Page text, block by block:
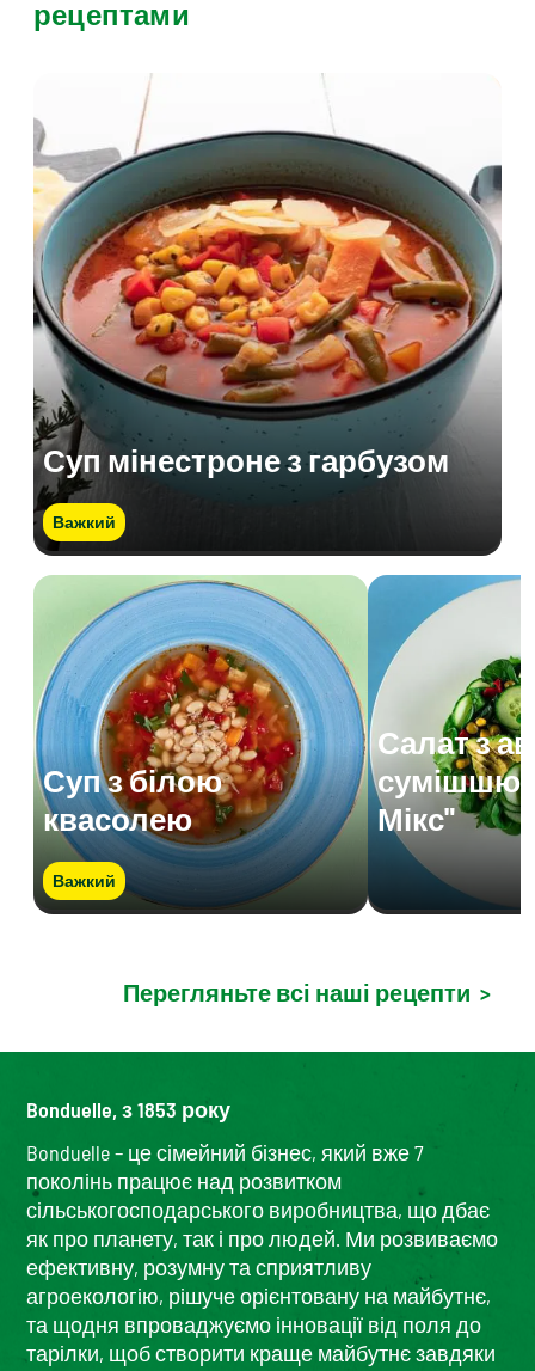
рецептами
Суп мінестроне з гарбузом
Важкий
Суп з білою
квасолею
Важкий
Салат з
сумішшю
Мікс"
Перегляньте всі наші рецепти >
Bonduelle, з 1853 року
Bonduelle – це сімейний бізнес, який вже 7
поколінь працює над розвитком
сільськогосподарського виробництва, що дбає
як про планету, так і про людей. Ми розвиваємо
ефективну, розумну та сприятливу
агроекологію, рішуче орієнтовану на майбутнє,
та щодня впроваджуємо інновації від поля до
тарілки, щоб створити краще майбутнє завдяки